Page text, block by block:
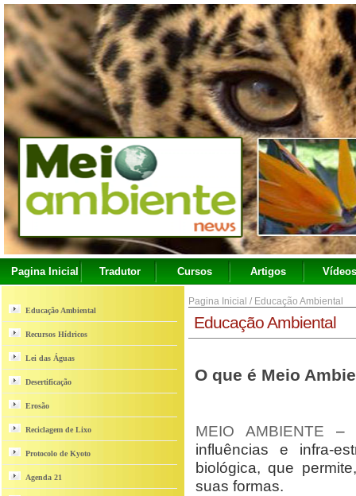
Pagina Inicial Tradutor Cursos Artigos Vídeos
Educação Ambiental
Recursos Hídricos
Lei das Águas
Desertificação
Erosão
Reciclagem de Lixo
Protocolo de Kyoto
Agenda 21
Pagina Inicial / Educação Ambiental
Educação Ambiental
O que é Meio
MEIO AMBIENTE –
influências e infra-
biológica, que
suas formas.